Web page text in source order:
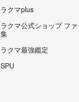
ラクマplus
ラクマ公式ショップ フ
集
ラクマ最強鑑定
SPU